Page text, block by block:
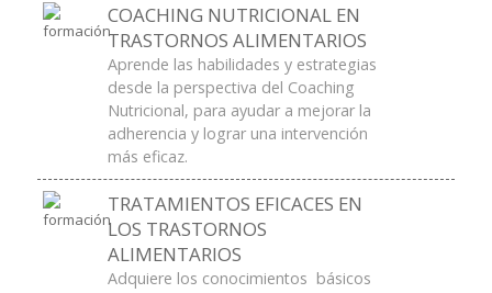
COACHING NUTRICIONAL EN
TRASTORNOS ALIMENTARIOS
Aprende las habilidades y estrategias
desde la perspectiva del Coaching
Nutricional, para ayudar a mejorar la
adherencia y lograr una intervención
más eficaz.
TRATAMIENTOS EFICACES EN
LOS TRASTORNOS
ALIMENTARIOS
Adquiere los conocimientos básicos